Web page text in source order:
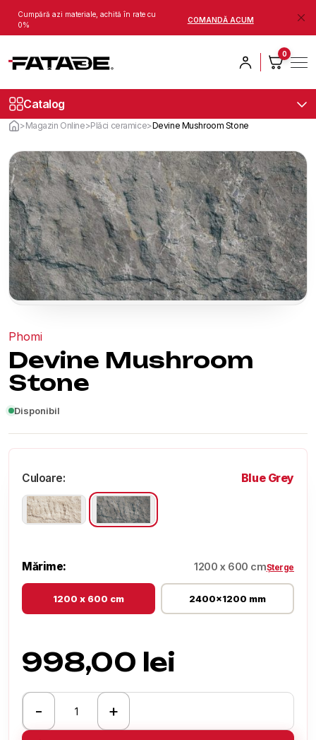
Cumpără azi materiale, achită în rate cu
0%
COMANDĂ ACUM
Catalog
0
>Magazin Online>Plăci ceramice>Devine Mushroom Stone
Phomi
Devine Mushroom
Stone
Disponibil
Culoare: Blue Grey
Mărime: 1200 x 600 cmȘterge
1200 x 600 cm 2400x1200 mm
998,00 lei
Devine
- +